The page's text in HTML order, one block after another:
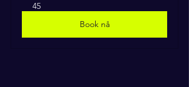
45
Book nå